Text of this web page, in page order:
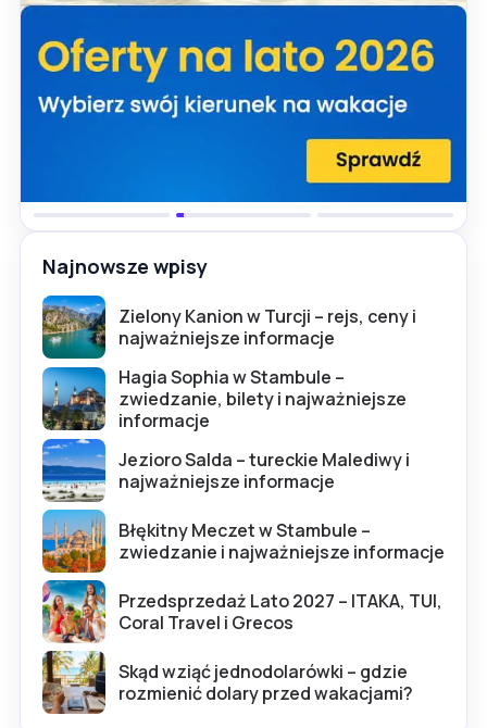
Najnowsze wpisy
Zielony Kanion w Turcji – rejs, ceny i
najważniejsze informacje
Hagia Sophia w Stambule –
zwiedzanie, bilety i najważniejsze
informacje
Jezioro Salda – tureckie Malediwy i
najważniejsze informacje
Błękitny Meczet w Stambule –
zwiedzanie i najważniejsze informacje
Przedsprzedaż Lato 2027 – ITAKA, TUI,
Coral Travel i Grecos
Skąd wziąć jednodolarówki – gdzie
rozmienić dolary przed wakacjami?